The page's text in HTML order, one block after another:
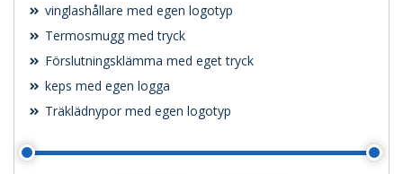
vinglashållare med egen logotyp
Termosmugg med tryck
Förslutningsklämma med eget tryck
keps med egen logga
Träklädnypor med egen logotyp